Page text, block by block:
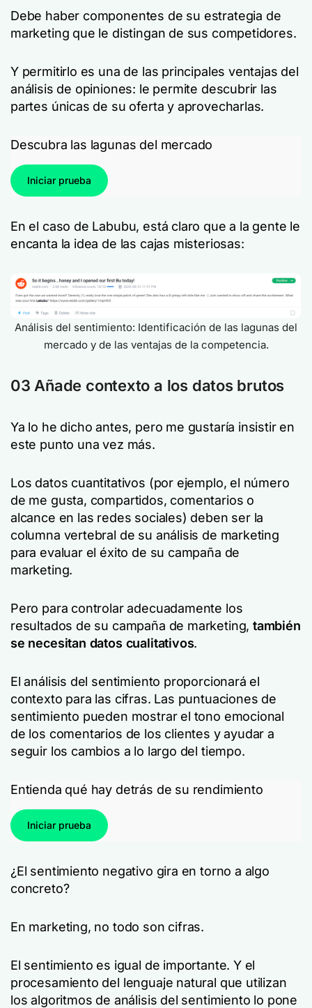
Debe haber componentes de su estrategia de
marketing que le distingan de sus competidores.
Y permitirlo es una de las principales ventajas del
análisis de opiniones: le permite descubrir las
partes únicas de su oferta y aprovecharlas.
Descubra las lagunas del mercado
Iniciar prueba
En el caso de Labubu, está claro que a la gente le
encanta la idea de las cajas misteriosas:
Análisis del sentimiento: Identificación de las lagunas del
mercado y de las ventajas de la competencia.
03 Añade contexto a los datos brutos
Ya lo he dicho antes, pero me gustaría insistir en
este punto una vez más.
Los datos cuantitativos (por ejemplo, el número
de me gusta, compartidos, comentarios o
alcance en las redes sociales) deben ser la
columna vertebral de su análisis de marketing
para evaluar el éxito de su campaña de
marketing.
Pero para controlar adecuadamente los
resultados de su campaña de marketing, también
se necesitan datos cualitativos.
El análisis del sentimiento proporcionará el
contexto para las cifras. Las puntuaciones de
sentimiento pueden mostrar el tono emocional
de los comentarios de los clientes y ayudar a
seguir los cambios a lo largo del tiempo.
Entienda qué hay detrás de su rendimiento
Iniciar prueba
¿El sentimiento negativo gira en torno a algo
concreto?
En marketing, no todo son cifras.
El sentimiento es igual de importante. Y el
procesamiento del lenguaje natural que utilizan
los algoritmos de análisis del sentimiento lo pone